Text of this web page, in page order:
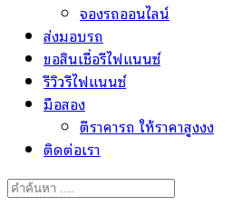
จองรถออนไลน์
ส่งมอบรถ
ขอสินเชื่อรีไฟแนนซ์
รีวิวรีไฟแนนซ์
มือสอง
ตีราคารถ ให้ราคาสูงงง
ติดต่อเรา
Search